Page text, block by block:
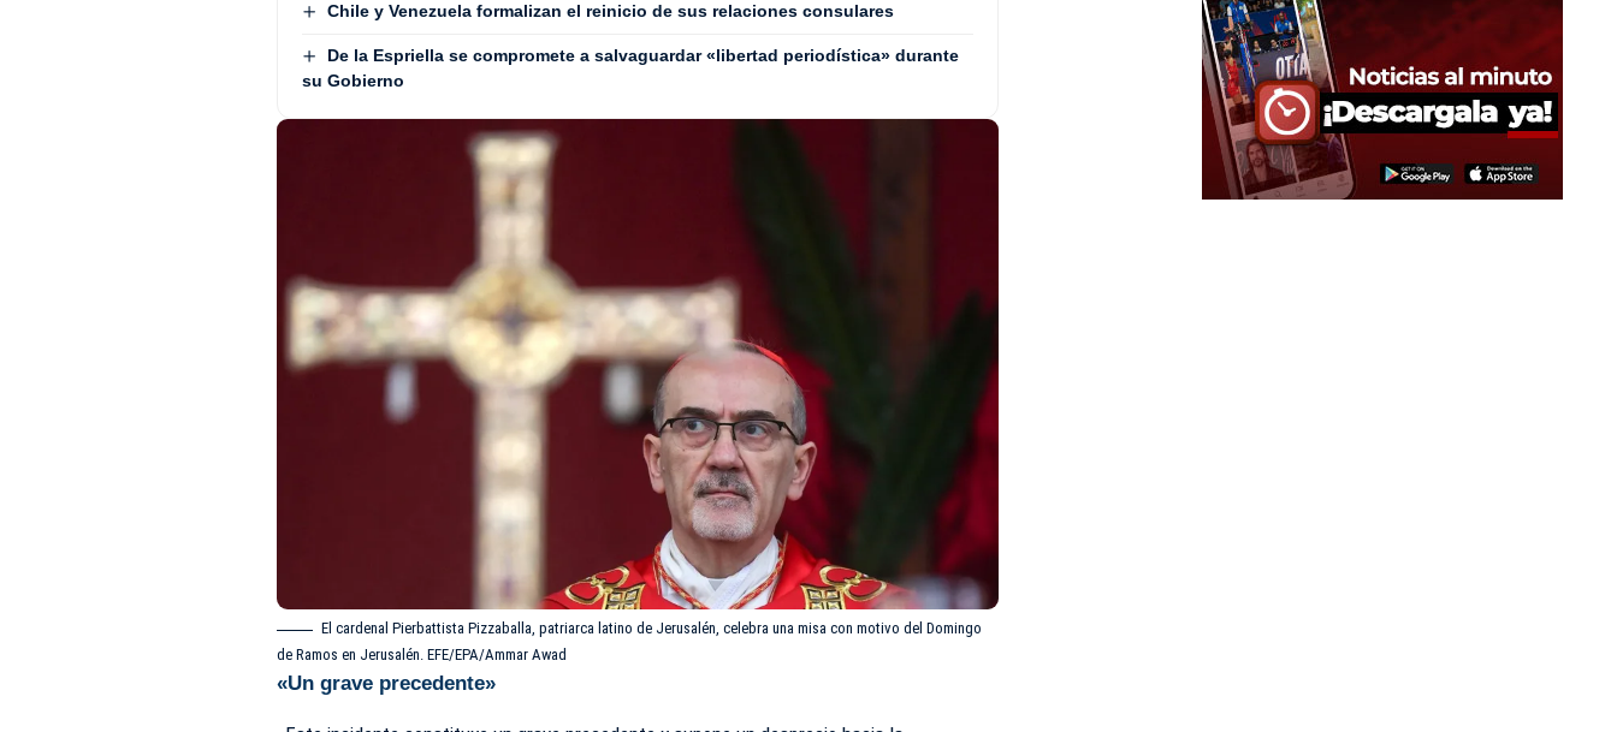
Chile y Venezuela formalizan el reinicio de sus relaciones consulares
De la Espriella se compromete a salvaguardar «libertad periodística» durante
su Gobierno
El cardenal Pierbattista Pizzaballa, patriarca latino de Jerusalén, celebra una misa con motivo del Domingo
de Ramos en Jerusalén. EFE/EPA/Ammar Awad
«Un grave precedente»